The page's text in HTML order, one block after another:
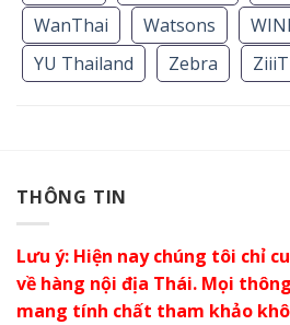
WanThai
Watsons
YU Thailand
Zebra ZiiiT
THÔNG TIN
Lưu ý: Hiện nay chúng tôi chỉ
về hàng nội địa Thái. Mọi
mang tính chất tham khảo